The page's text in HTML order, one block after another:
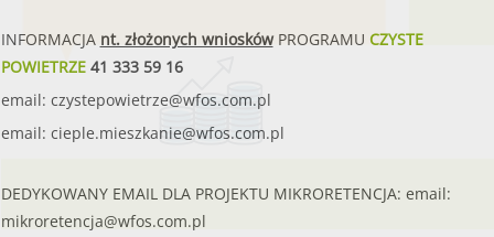
INFORMACJA nt. złożonych wnioskówPROGRAMU CZYSTE
POWIETRZE41 333 59 16
email: czystepowietrze@wfos.com.pl
email: cieple.mieszkanie@wfos.com.pl
DEDYKOWANY EMAIL DLA PROJEKTU MIKRORETENCJA: email:
mikroretencja@wfos.com.pl